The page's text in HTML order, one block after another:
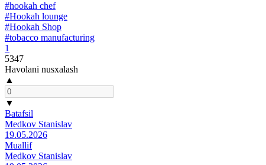
#hookah chef
#Hookah lounge
#Hookah Shop
#tobacco manufacturing
1
5347
Havolani nusxalash
▲
▼
Batafsil
Medkov Stanislav
19.05.2026
Muallif
Medkov Stanislav